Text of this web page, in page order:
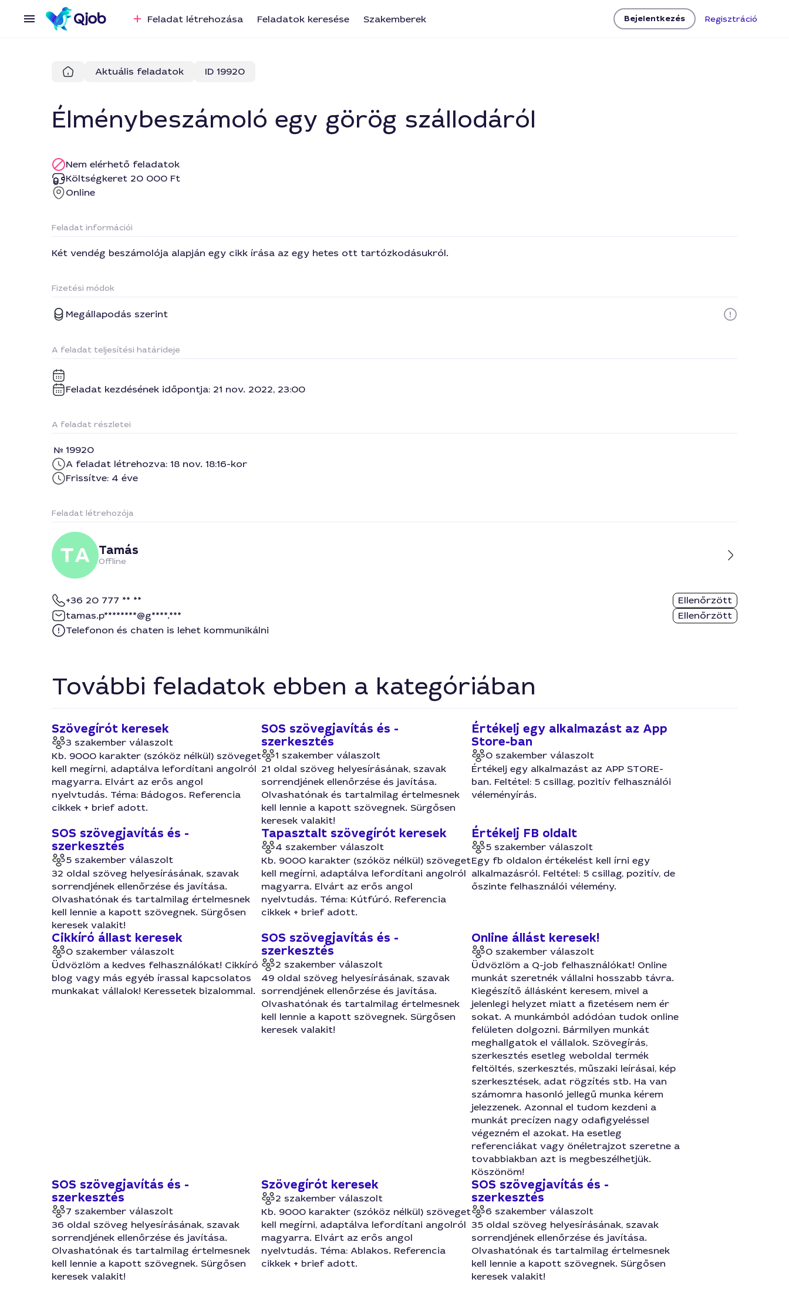
Feladat létrehozása Feladatok keresése Szakemberek Bejelentkezés Regisztráció
Aktuális feladatok ID 19920
Élménybeszámoló egy görög szállodáról
Nem elérhető feladatok
Költségkeret 20 000 Ft
Online
Feladat információi
Két vendég beszámolója alapján egy cikk írása az egy hetes ott tartózkodásukról.
Fizetési módok
Megállapodás szerint
A feladat teljesítési határideje
Feladat kezdésének időpontja: 21 nov. 2022, 23:00
A feladat részletei
19920
A feladat létrehozva: 18 nov. 18:16-kor
Frissítve: 4 éve
Feladat létrehozója
Tamás
Offline
+36 20 777 ** **
Ellenőrzött
tamas.p********@g****.***
Ellenőrzött
Telefonon és chaten is lehet kommunikálni
További feladatok ebben a kategóriában
Szövegírót keresek
3 szakember válaszolt
Kb. 9000 karakter (szóköz nélkül) szöveget
kell megírni, adaptálva lefordítani angolról
magyarra. Elvárt az erős angol
nyelvtudás. Téma: Bádogos. Referencia
cikkek + brief adott.
SOS szövegjavítás és -
szerkesztés
1 szakember válaszolt
21 oldal szöveg helyesírásának, szavak
sorrendjének ellenőrzése és javítása.
Olvashatónak és tartalmilag értelmesnek
kell lennie a kapott szövegnek. Sürgősen
keresek valakit!
Értékelj egy alkalmazást az App
Store-ban
0 szakember válaszolt
Értékelj egy alkalmazást az APP STORE-
ban. Feltétel: 5 csillag, pozitív felhasználói
véleményírás.
SOS szövegjavítás és -
szerkesztés
5 szakember válaszolt
32 oldal szöveg helyesírásának, szavak
sorrendjének ellenőrzése és javítása.
Olvashatónak és tartalmilag értelmesnek
kell lennie a kapott szövegnek. Sürgősen
keresek valakit!
Tapasztalt szövegírót keresek
4 szakember válaszolt
Kb. 9000 karakter (szóköz nélkül) szöveget
kell megírni, adaptálva lefordítani angolról
magyarra. Elvárt az erős angol
nyelvtudás. Téma: Kútfúró. Referencia
cikkek + brief adott.
Értékelj FB oldalt
5 szakember válaszolt
Egy fb oldalon értékelést kell írni egy
alkalmazásról. Feltétel: 5 csillag, pozitív, de
őszinte felhasználói vélemény.
Cikkíró állast keresek
0 szakember válaszolt
Üdvözlöm a kedves felhasználókat! Cikkíró
blog vagy más egyéb írassal kapcsolatos
munkakat vállalok! Keressetek bizalommal.
SOS szövegjavítás és -
szerkesztés
2 szakember válaszolt
49 oldal szöveg helyesírásának, szavak
sorrendjének ellenőrzése és javítása.
Olvashatónak és tartalmilag értelmesnek
kell lennie a kapott szövegnek. Sürgősen
keresek valakit!
Online állást keresek!
0 szakember válaszolt
Üdvözlöm a Q-job felhasználókat! Online
munkát szeretnék vállalni hosszabb távra.
Kiegészítő állásként keresem, mivel a
jelenlegi helyzet miatt a fizetésem nem ér
sokat. A munkámból adódóan tudok online
felületen dolgozni. Bármilyen munkát
meghallgatok el vállalok. Szövegírás,
szerkesztés esetleg weboldal termék
feltöltés, szerkesztés, műszaki leírásai, kép
szerkesztések, adat rögzítés stb. Ha van
számomra hasonló jellegű munka kérem
jelezzenek. Azonnal el tudom kezdeni a
munkát precízen nagy odafigyeléssel
végezném el azokat. Ha esetleg
referenciákat vagy önéletrajzot szeretne a
tovabbiakban azt is megbeszélhetjük.
Köszönöm!
SOS szövegjavítás és -
szerkesztés
7 szakember válaszolt
36 oldal szöveg helyesírásának, szavak
sorrendjének ellenőrzése és javítása.
Olvashatónak és tartalmilag értelmesnek
kell lennie a kapott szövegnek. Sürgősen
keresek valakit!
Szövegírót keresek
2 szakember válaszolt
Kb. 9000 karakter (szóköz nélkül) szöveget
kell megírni, adaptálva lefordítani angolról
magyarra. Elvárt az erős angol
nyelvtudás. Téma: Ablakos. Referencia
cikkek + brief adott.
SOS szövegjavítás és -
szerkesztés
6 szakember válaszolt
35 oldal szöveg helyesírásának, szavak
sorrendjének ellenőrzése és javítása.
Olvashatónak és tartalmilag értelmesnek
kell lennie a kapott szövegnek. Sürgősen
keresek valakit!